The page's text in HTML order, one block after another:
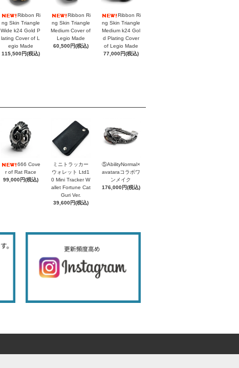
Ribbon Ri
ng Skin Triangle
Wide k24 Gold P
lating Cover of L
egio Made
115,500円(税込)
Ribbon Ri
ng Skin Triangle
Medium Cover of
Legio Made
60,500円(税込)
Ribbon Ri
ng Skin Triangle
Medium k24 Gol
d Plating Cover
of Legio Made
77,000円(税込)
666 Cove
r of Rat Race
99,000円(税込)
ミニトラッカー
ウォレット Ltd1
0 Mini Tracker W
allet Fortune Cat
Guri Ver.
39,600円(税込)
⑤AbilityNormal×
avataraコラボワ
ンメイク
176,000円(税込)